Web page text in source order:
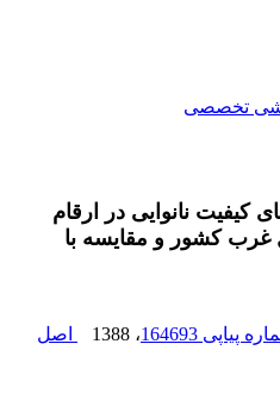
تخصصی
کیفیت نانوایی در ارقام
غرب کشور و مقایسه با
، 1388
اصل